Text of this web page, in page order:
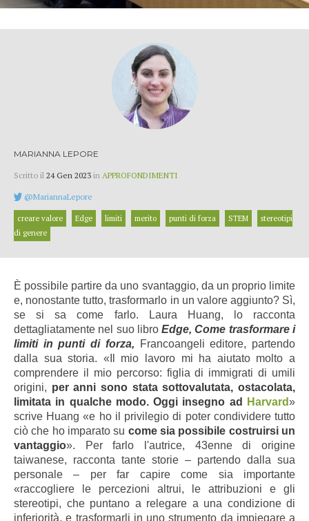
MARIANNA LEPORE
Scritto il 24 Gen 2023 in APPROFONDIMENTI
@MariannaLepore
creare valore Edge limiti merito punti di forza STEM
stereotipi
di genere
È possibile partire da uno svantaggio, da un proprio limite
e, nonostante tutto, trasformarlo in un valore aggiunto? Sì,
se si sa come farlo. Laura Huang, lo racconta
dettagliatamente nel suo libroEdge, Come trasformare i
limiti in punti di forza, Francoangeli editore, partendo
dalla sua storia. «Il mio lavoro mi ha aiutato molto a
comprendere il mio percorso: figlia di immigrati di umili
origini, per anni sono stata sottovalutata, ostacolata,
limitata in qualche modo. Oggi insegno ad
Harvard»
scrive Huang «e ho il privilegio di poter condividere tutto
ciò che ho imparato su come sia possibile costruirsi un
vantaggio». Per farlo l'autrice, 43enne di origine
taiwanese, racconta tante storie – partendo dalla sua
personale – per far capire come sia importante
«raccogliere le percezioni altrui, le attribuzioni e gli
stereotipi, che puntano a relegare a una condizione di
inferiorità, e trasformarli in uno strumento da impiegare a